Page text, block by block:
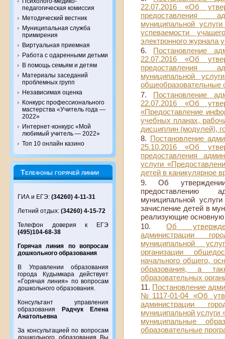
педагогическая комиссия
Методический вестник
Муниципальная служба
примирения
Виртуальная приемная
Работа с одаренными детьми
В помощь семьям и детям
Материалы заседаний
проблемных групп
Независимая оценка
Конкурс профессионального
мастерства «Учитель года —
2022»
Интернет-конкурс «Мой
любимый учитель — 2022»
Топ 10 онлайн казино
Телефоны горячей линии
ГИА и ЕГЭ: (34260) 4-11-31
Летний отдых: (34260) 4-15-72
Телефон доверия к ЕГЭ
(495)104-68-38
Горячая линия по вопросам
дошкольного образования
В Управлении образования
города Кудымкара действует
«Горячая линия» по вопросам
дошкольного образования.
Консультант управления
образования
Радчук Елена
Анатольевна
За консультацией по вопросам
дошкольного образования Вы
22.07.2016 «Об
предоставления
муниципальной
успеваемости
электронного журнала
Постановление
22.07.2016 «Об
предоставления
муниципальной
общеобразовательные
Постановление
22.07.2016 «Об
«Предоставление
учебных планах,
дисциплин (модулей),
Постановление
25.10.2016 «Об
предоставления
услуги
детей в каникулярное
Об
предоставлению
муниципальной
зачисление детей в
реализующие
Об
администрации
муниципальной
организации
начального общего,
образования, а
образовательных
Постановление
№1117-01-04 «Об
администрации
муниципальной услуги
муниципальные
образовательные